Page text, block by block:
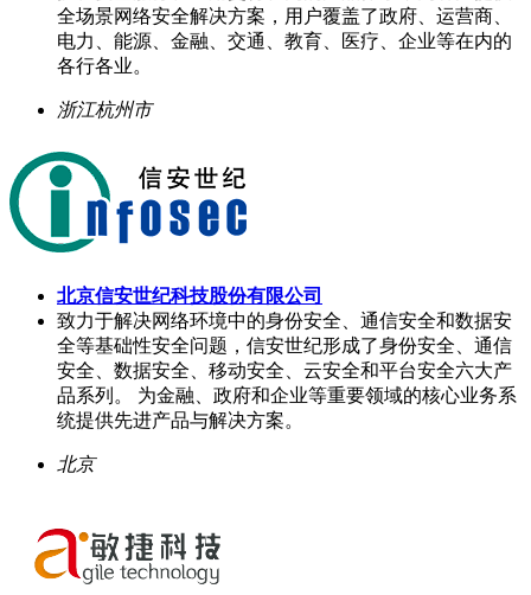
全场景网络安全解决方案，用户覆盖了政府、运营商、
电力、能源、金融、交通、教育、医疗、企业等在内的
各行各业。
浙江杭州市
北京信安世纪科技股份有限公司
致力于解决网络环境中的身份安全、通信安全和数据安
全等基础性安全问题，信安世纪形成了身份安全、通信
安全、数据安全、移动安全、云安全和平台安全六大产
品系列。 为金融、政府和企业等重要领域的核心业务系
统提供先进产品与解决方案。
北京